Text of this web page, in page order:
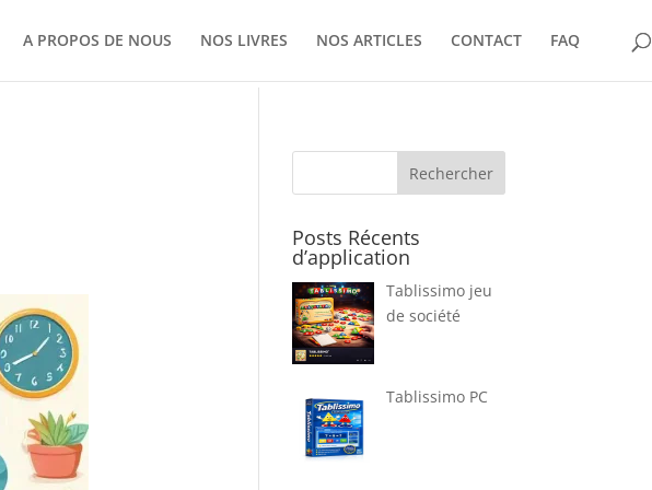
A PROPOS DE NOUS NOS LIVRES NOS ARTICLES CONTACT FAQ
Rechercher
Posts Récents
d’application
Tablissimo jeu
de société
Tablissimo PC